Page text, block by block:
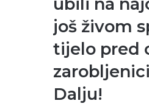
još živom
tijelo pred
Dalju!